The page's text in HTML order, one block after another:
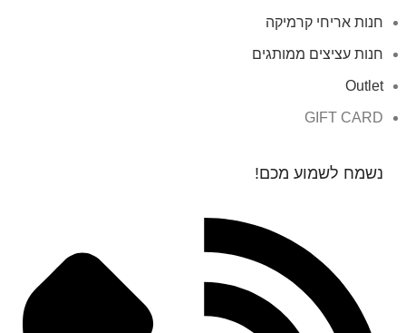
חנות אריחי קרמיקה
חנות עציצים ממותגים
Outlet
GIFT CARD
נשמח לשמוע מכם!